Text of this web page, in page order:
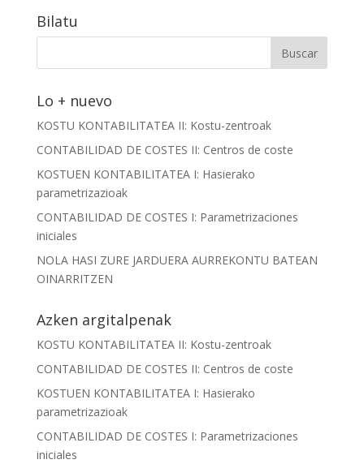
Bilatu
Lo + nuevo
KOSTU KONTABILITATEA II: Kostu-zentroak
CONTABILIDAD DE COSTES II: Centros de coste
KOSTUEN KONTABILITATEA I: Hasierako
parametrizazioak
CONTABILIDAD DE COSTES I: Parametrizaciones
iniciales
NOLA HASI ZURE JARDUERA AURREKONTU BATEAN
OINARRITZEN
Azken argitalpenak
KOSTU KONTABILITATEA II: Kostu-zentroak
CONTABILIDAD DE COSTES II: Centros de coste
KOSTUEN KONTABILITATEA I: Hasierako
parametrizazioak
CONTABILIDAD DE COSTES I: Parametrizaciones
iniciales